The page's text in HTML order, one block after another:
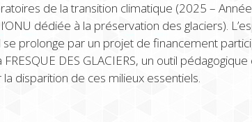
de la transition climatique (2025 – Année
dédiée à la préservation des glaciers).
se prolonge par un projet de financement
FRESQUE DES GLACIERS, un outil
la disparition de ces milieux essentiels.